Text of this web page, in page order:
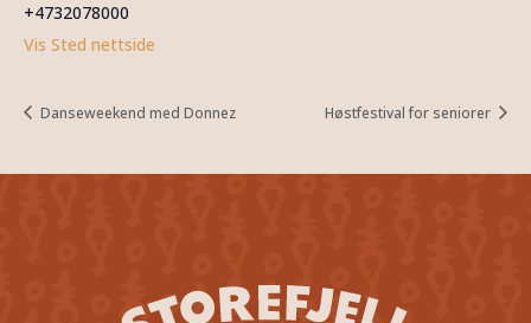
+4732078000
Vis Sted nettside
Danseweekend med Donnez Høstfestival for seniorer